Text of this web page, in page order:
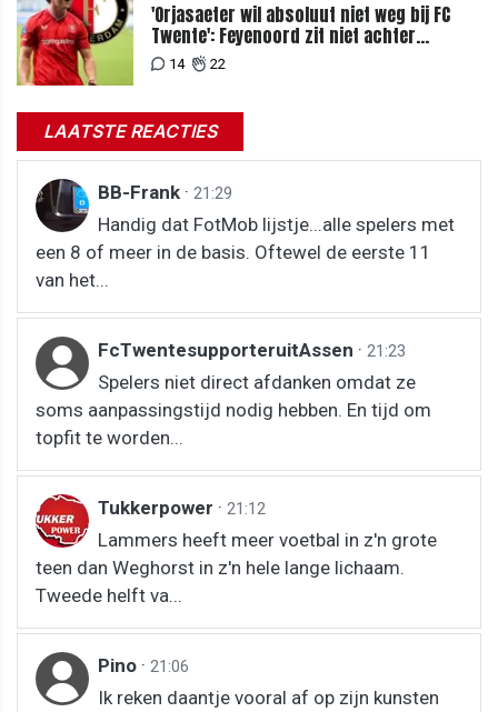
'Orjasaeter wil absoluut niet weg bij FC
Twente': Feyenoord zit niet achter
recordbod
14 22
LAATSTE REACTIES
BB-Frank · 21:29
Handig dat FotMob lijstje...alle spelers met
een 8 of meer in de basis. Oftewel de eerste 11
van het...
FcTwentesupporteruitAssen · 21:23
Spelers niet direct afdanken omdat ze
soms aanpassingstijd nodig hebben. En tijd om
topfit te worden...
Tukkerpower · 21:12
Lammers heeft meer voetbal in z'n grote
teen dan Weghorst in z'n hele lange lichaam.
Tweede helft va...
Pino · 21:06
Ik reken daantje vooral af op zijn kunsten